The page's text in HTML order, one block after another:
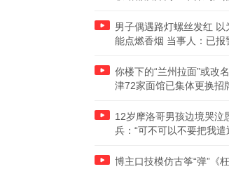
男子偶遇路灯螺丝发红
能点燃香烟 当事人：已报
你楼下的“兰州拉面”或改
津72家面馆已集体更换招
12岁摩洛哥男孩边境哭泣
兵：“可不可以不要把我遣
博主口技模仿古筝“弹”《